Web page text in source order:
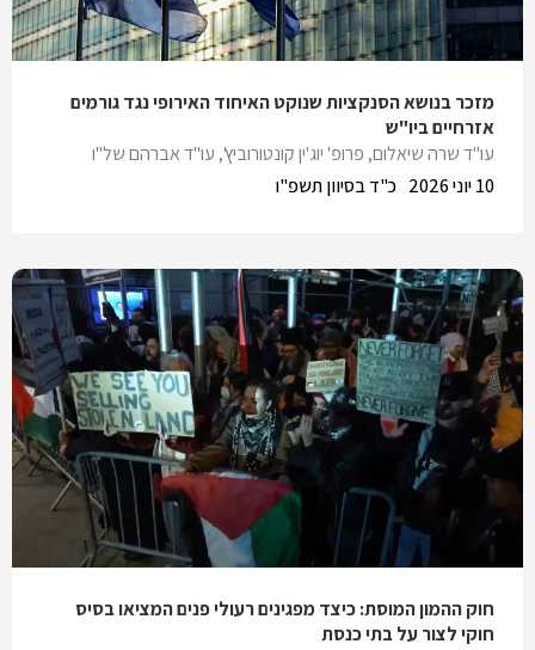
מזכר בנושא הסנקציות שנוקט האיחוד האירופי נגד גורמים
אזרחיים ביו"ש
עו"ד שרה שיאלום, פרופ' יוג'ין קונטורוביץ', עו"ד אברהם של"ו
כ"ד בסיוון תשפ"ו
10 יוני 2026
חוק ההמון המוסת: כיצד מפגינים רעולי פנים המציאו בסיס
חוקי לצור על בתי כנסת